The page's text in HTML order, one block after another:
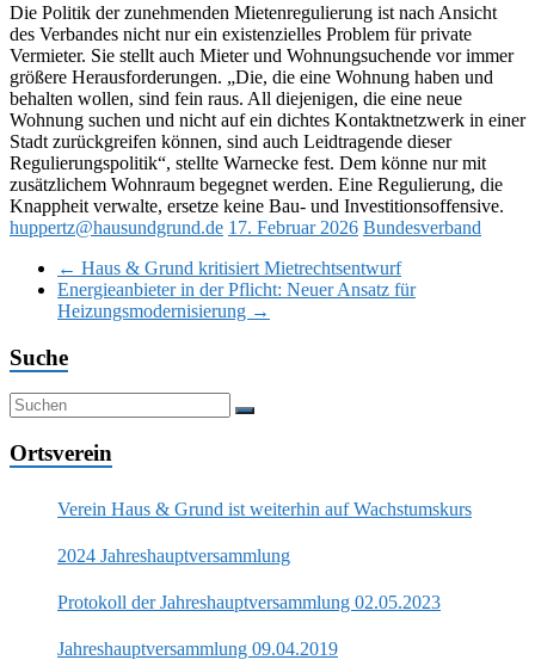
Die Politik der zunehmenden Mietenregulierung ist nach Ansicht
des Verbandes nicht nur ein existenzielles Problem für private
Vermieter. Sie stellt auch Mieter und Wohnungsuchende vor immer
größere Herausforderungen. „Die, die eine Wohnung haben und
behalten wollen, sind fein raus. All diejenigen, die eine neue
Wohnung suchen und nicht auf ein dichtes Kontaktnetzwerk in einer
Stadt zurückgreifen können, sind auch Leidtragende dieser
Regulierungspolitik“, stellte Warnecke fest. Dem könne nur mit
zusätzlichem Wohnraum begegnet werden. Eine Regulierung, die
Knappheit verwalte, ersetze keine Bau- und Investitionsoffensive.
huppertz@hausundgrund.de 17. Februar 2026 Bundesverband
← Haus & Grund kritisiert Mietrechtsentwurf
Energieanbieter in der Pflicht: Neuer Ansatz für
Heizungsmodernisierung →
Suche
Ortsverein
Verein Haus & Grund ist weiterhin auf Wachstumskurs
2024 Jahreshauptversammlung
Protokoll der Jahreshauptversammlung 02.05.2023
Jahreshauptversammlung 09.04.2019